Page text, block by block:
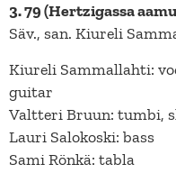
3. 79 (Hertzigassa
Säv., san. Kiureli
Kiureli Sammallahti:
guitar
Valtteri Bruun: tumbi,
Lauri Salokoski: bass
Sami Rönkä: tabla